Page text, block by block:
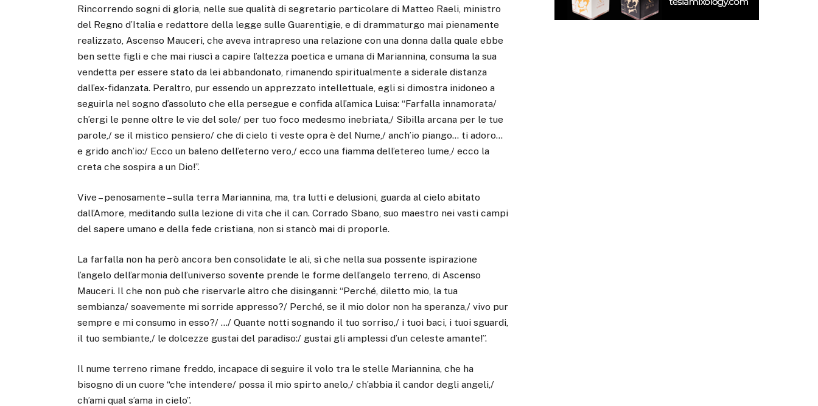
Rincorrendo sogni di gloria, nelle sue qualità di segretario particolare di Matteo Raeli, ministro
del Regno d’Italia e redattore della legge sulle Guarentigie, e di drammaturgo mai pienamente
realizzato, Ascenso Mauceri, che aveva intrapreso una relazione con una donna dalla quale ebbe
ben sette figli e che mai riuscì a capire l’altezza poetica e umana di Mariannina, consuma la sua
vendetta per essere stato da lei abbandonato, rimanendo spiritualmente a siderale distanza
dall’ex-fidanzata. Peraltro, pur essendo un apprezzato intellettuale, egli si dimostra inidoneo a
seguirla nel sogno d’assoluto che ella persegue e confida all’amica Luisa: “Farfalla innamorata/
ch’ergi le penne oltre le vie del sole/ per tuo foco medesmo inebriata,/ Sibilla arcana per le tue
parole,/ se il mistico pensiero/ che di cielo ti veste opra è del Nume,/ anch’io piango… ti adoro…
e grido anch’io:/ Ecco un baleno dell’eterno vero,/ ecco una fiamma dell’etereo lume,/ ecco la
creta che sospira a un Dio!”.
Vive – penosamente – sulla terra Mariannina, ma, tra lutti e delusioni, guarda al cielo abitato
dall’Amore, meditando sulla lezione di vita che il can. Corrado Sbano, suo maestro nei vasti campi
del sapere umano e della fede cristiana, non si stancò mai di proporle.
La farfalla non ha però ancora ben consolidate le ali, sì che nella sua possente ispirazione
l’angelo dell’armonia dell’universo sovente prende le forme dell’angelo terreno, di Ascenso
Mauceri. Il che non può che riservarle altro che disinganni: “Perché, diletto mio, la tua
sembianza/ soavemente mi sorride appresso?/ Perché, se il mio dolor non ha speranza,/ vivo pur
sempre e mi consumo in esso?/ …/ Quante notti sognando il tuo sorriso,/ i tuoi baci, i tuoi sguardi,
il tuo sembiante,/ le dolcezze gustai del paradiso:/ gustai gli amplessi d’un celeste amante!”.
Il nume terreno rimane freddo, incapace di seguire il volo tra le stelle Mariannina, che ha
bisogno di un cuore “che intendere/ possa il mio spirto anelo,/ ch’abbia il candor degli angeli,/
ch’ami qual s’ama in cielo”.